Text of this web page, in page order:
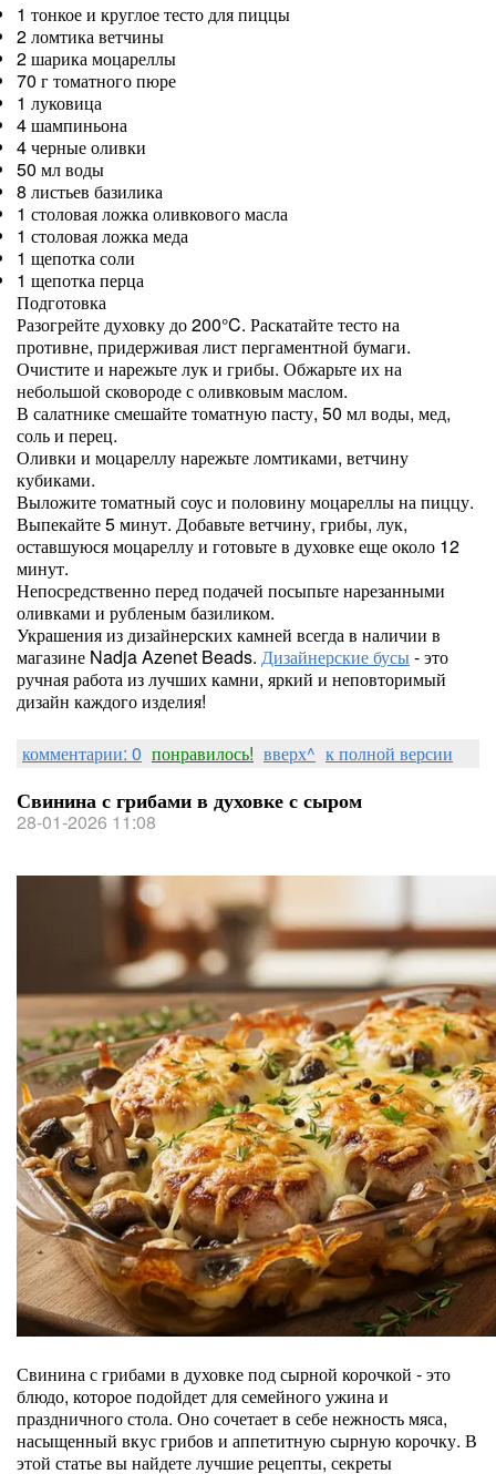
1 тонкое и круглое тесто для пиццы
2 ломтика ветчины
2 шарика моцареллы
70 г томатного пюре
1 луковица
4 шампиньона
4 черные оливки
50 мл воды
8 листьев базилика
1 столовая ложка оливкового масла
1 столовая ложка меда
1 щепотка соли
1 щепотка перца
Подготовка
Разогрейте духовку до 200°C. Раскатайте тесто на
противне, придерживая лист пергаментной бумаги.
Очистите и нарежьте лук и грибы. Обжарьте их на
небольшой сковороде с оливковым маслом.
В салатнике смешайте томатную пасту, 50 мл воды, мед,
соль и перец.
Оливки и моцареллу нарежьте ломтиками, ветчину
кубиками.
Выложите томатный соус и половину моцареллы на пиццу.
Выпекайте 5 минут. Добавьте ветчину, грибы, лук,
оставшуюся моцареллу и готовьте в духовке еще около 12
минут.
Непосредственно перед подачей посыпьте нарезанными
оливками и рубленым базиликом.
Украшения из дизайнерских камней всегда в наличии в
магазине Nadja Azenet Beads. Дизайнерские бусы- это
ручная работа из лучших камни, яркий и неповторимый
дизайн каждого изделия!
комментарии: 0 понравилось! вверх^ к полной версии
Свинина с грибами в духовке с сыром
28-01-2026 11:08
Свинина с грибами в духовке под сырной корочкой - это
блюдо, которое подойдет для семейного ужина и
праздничного стола. Оно сочетает в себе нежность мяса,
насыщенный вкус грибов и аппетитную сырную корочку. В
этой статье вы найдете лучшие рецепты, секреты